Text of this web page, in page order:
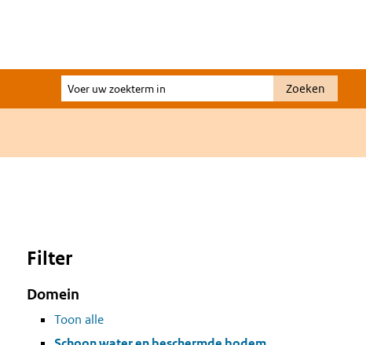
Voer
uw
Zoeken
Filter
Domein
Toon alle